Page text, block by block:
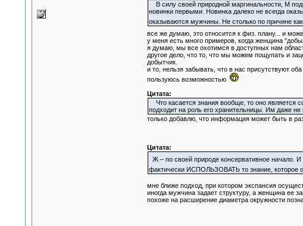
В силу своей природной маргинальности, М
новинки первыми. Новинка далеко не всегда
оказываются мужчины. Не столько по причине
все же думаю, это относится к физ. плану... и
у меня есть много примеров, когда женщина
я думаю, мы все охотимся в доступных нам
другое дело, что то, что мы можем пощупать и
добытчик.
и то, нельзя забывать, что в нас присутствуют
пользуюсь возможностью
Цитата:
Что касается знания вообще, то оно является
подходит на роль его хранительницы. Им даже
только добавлю, что информация может быть в
Цитата:
Ж – по своей природе консервативное начало.
фактически ИСПОЛЬЗОВАТЬ то знание, которое
мне ближе подход, при котором экспансия
иногда мужчина задает структуру, а женщина ее
похоже на расширение диаметра окружности